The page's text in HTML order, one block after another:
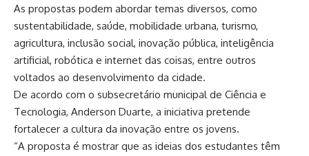
As propostas podem abordar temas diversos, como
sustentabilidade, saúde, mobilidade urbana, turismo,
agricultura, inclusão social, inovação pública, inteligência
artificial, robótica e internet das coisas, entre outros
voltados ao desenvolvimento da cidade.
De acordo com o subsecretário municipal de Ciência e
Tecnologia, Anderson Duarte, a iniciativa pretende
fortalecer a cultura da inovação entre os jovens.
“A proposta é mostrar que as ideias dos estudantes têm